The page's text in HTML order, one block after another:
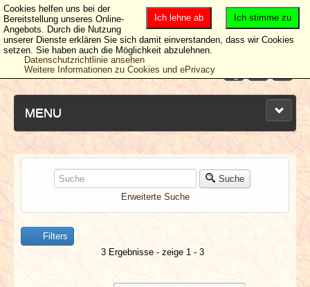
MENU
NEUESTE ARTIKEL
NEWS & DATES
BERICHTE
VERLOSUNGEN
Suche
Erweiterte Suche
Filters
3 Ergebnisse - zeige 1 - 3
Ich stimme zu
Ich lehne ab
Cookies helfen uns bei der
Bereitstellung unseres Online-
Angebots. Durch die Nutzung
unserer Dienste erklären Sie sich damit einverstanden, dass wir Cookies
setzen. Sie haben auch die Möglichkeit abzulehnen.
Datenschutzrichtlinie ansehen
Weitere Informationen zu Cookies und ePrivacy